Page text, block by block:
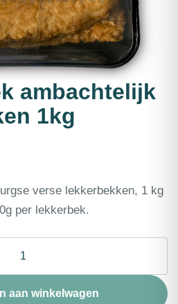
ambachtelijk
1kg
verse lekkerbekken, 1 kg
per lekkerbek.
aan winkelwagen